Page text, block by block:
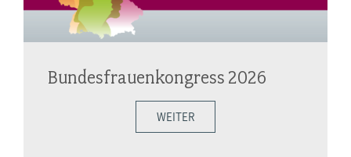
Bundesfrauenkongress 2026
WEITER